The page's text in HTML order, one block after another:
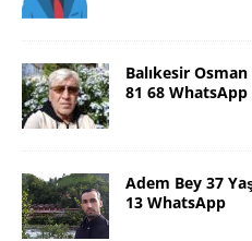
Balıkesir
81 68 WhatsApp
Adem Bey 37
13 WhatsApp